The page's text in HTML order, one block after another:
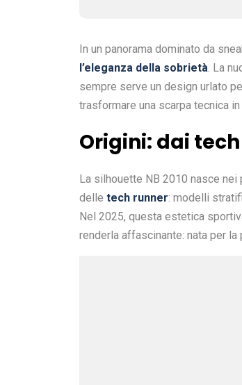
In un panorama dominato da
l’eleganza della sobrietà. La
sempre serve un design urlato
trasformare una scarpa tecnica
Origini: dai
La silhouette NB 2010 nasce
delle tech runner: modelli
Nel 2025, questa estetica
renderla affascinante: nata per